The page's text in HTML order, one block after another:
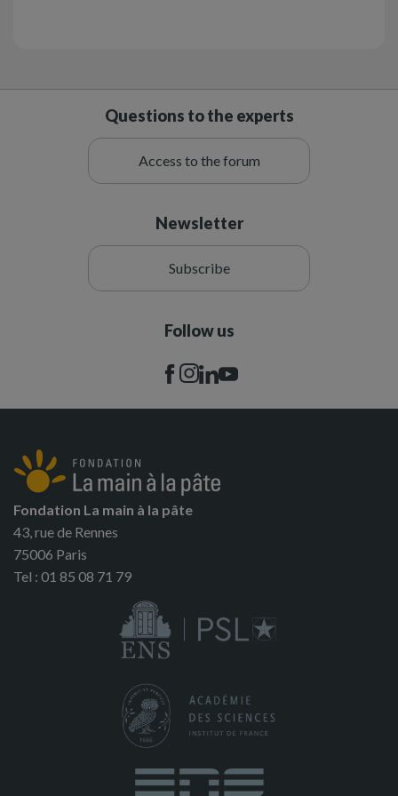
Questions to the experts
Access to the forum
Newsletter
Subscribe
Follow us
Fondation La main à la pâte
43, rue de Rennes
75006 Paris
Tel : 01 85 08 71 79